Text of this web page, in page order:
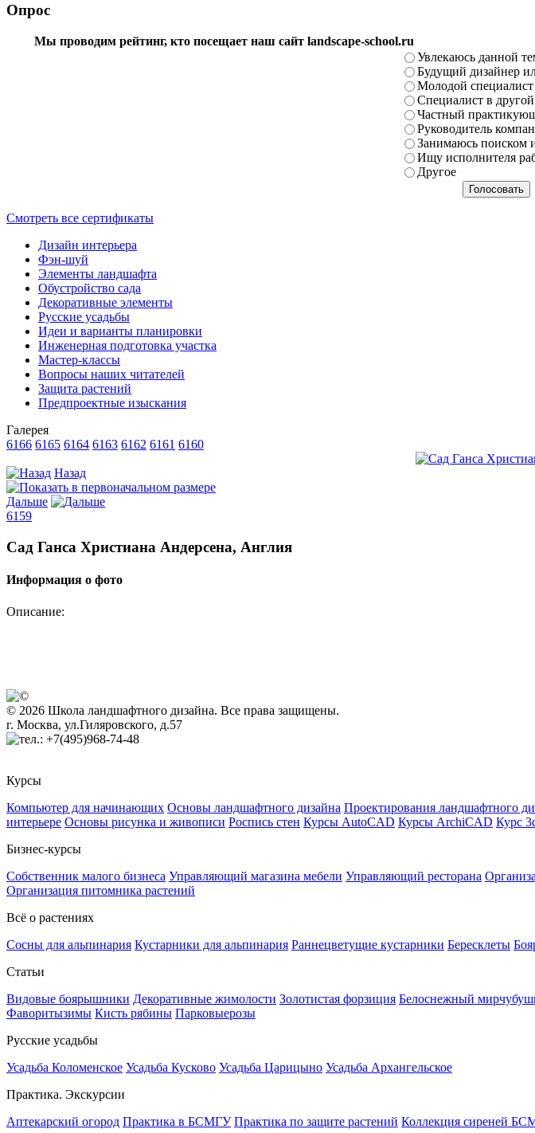
Опрос
Мы проводим рейтинг, кто посещает наш сайт landscape-school.ru
Увлекаюсь данной
Будущий дизайнер
Молодой специалист
Специалист в
Частный
Руководитель
Занимаюсь поиском
Ищу исполнителя
Другое
Смотреть все сертификаты
Дизайн интерьера
Фэн-шуй
Элементы ландшафта
Обустройство сада
Декоративные элементы
Русские усадьбы
Идеи и варианты планировки
Инженерная подготовка участка
Мастер-классы
Вопросы наших читателей
Защита растений
Предпроектные изыскания
Галерея
6166 6165 6164 6163 6162 6161 6160
Назад
Дальше
6159
Сад Ганса Христиана Андерсена, Англия
Информация о фото
Описание:
© 2026 Школа ландшафтного дизайна. Все права защищены.
г. Москва, ул.Гиляровского, д.57
+7(495)968-74-48
Курсы
Компьютер для начинающих Основы ландшафтного дизайна Проектирования ландшафтного
интерьере Основы рисунка и живописи Роспись стен Курсы AutoCAD Курсы ArchiCAD Курс
Бизнес-курсы
Собственник малого бизнеса Управляющий магазина мебели Управляющий ресторана
Организация питомника растений
Всё о растениях
Сосны для альпинария Кустарники для альпинария Раннецветущие кустарники Бересклеты
Статьи
Видовые боярышники Декоративные жимолости Золотистая форзиция Белоснежный
Фаворитызимы Кисть рябины Парковыерозы
Русские усадьбы
Усадьба Коломенское Усадьба Кусково Усадьба Царицыно Усадьба Архангельское
Практика. Экскурсии
Аптекарский огород Практика в БСМГУ Практика по защите растений Коллекция сиреней